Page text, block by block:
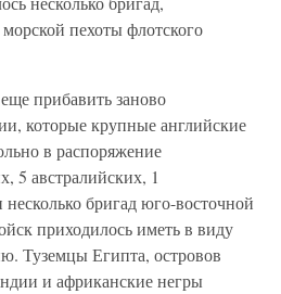
пехоты флотского
прибавить заново
которые крупные английские
в распоряжение
5 австралийских, 1
бригад юго-восточной
приходилось иметь в виду
Туземцы Египта, островов
и африканские негры